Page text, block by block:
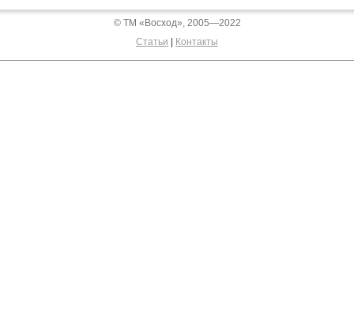
© ТМ «Восход», 2005—2022
Статьи
Контакты